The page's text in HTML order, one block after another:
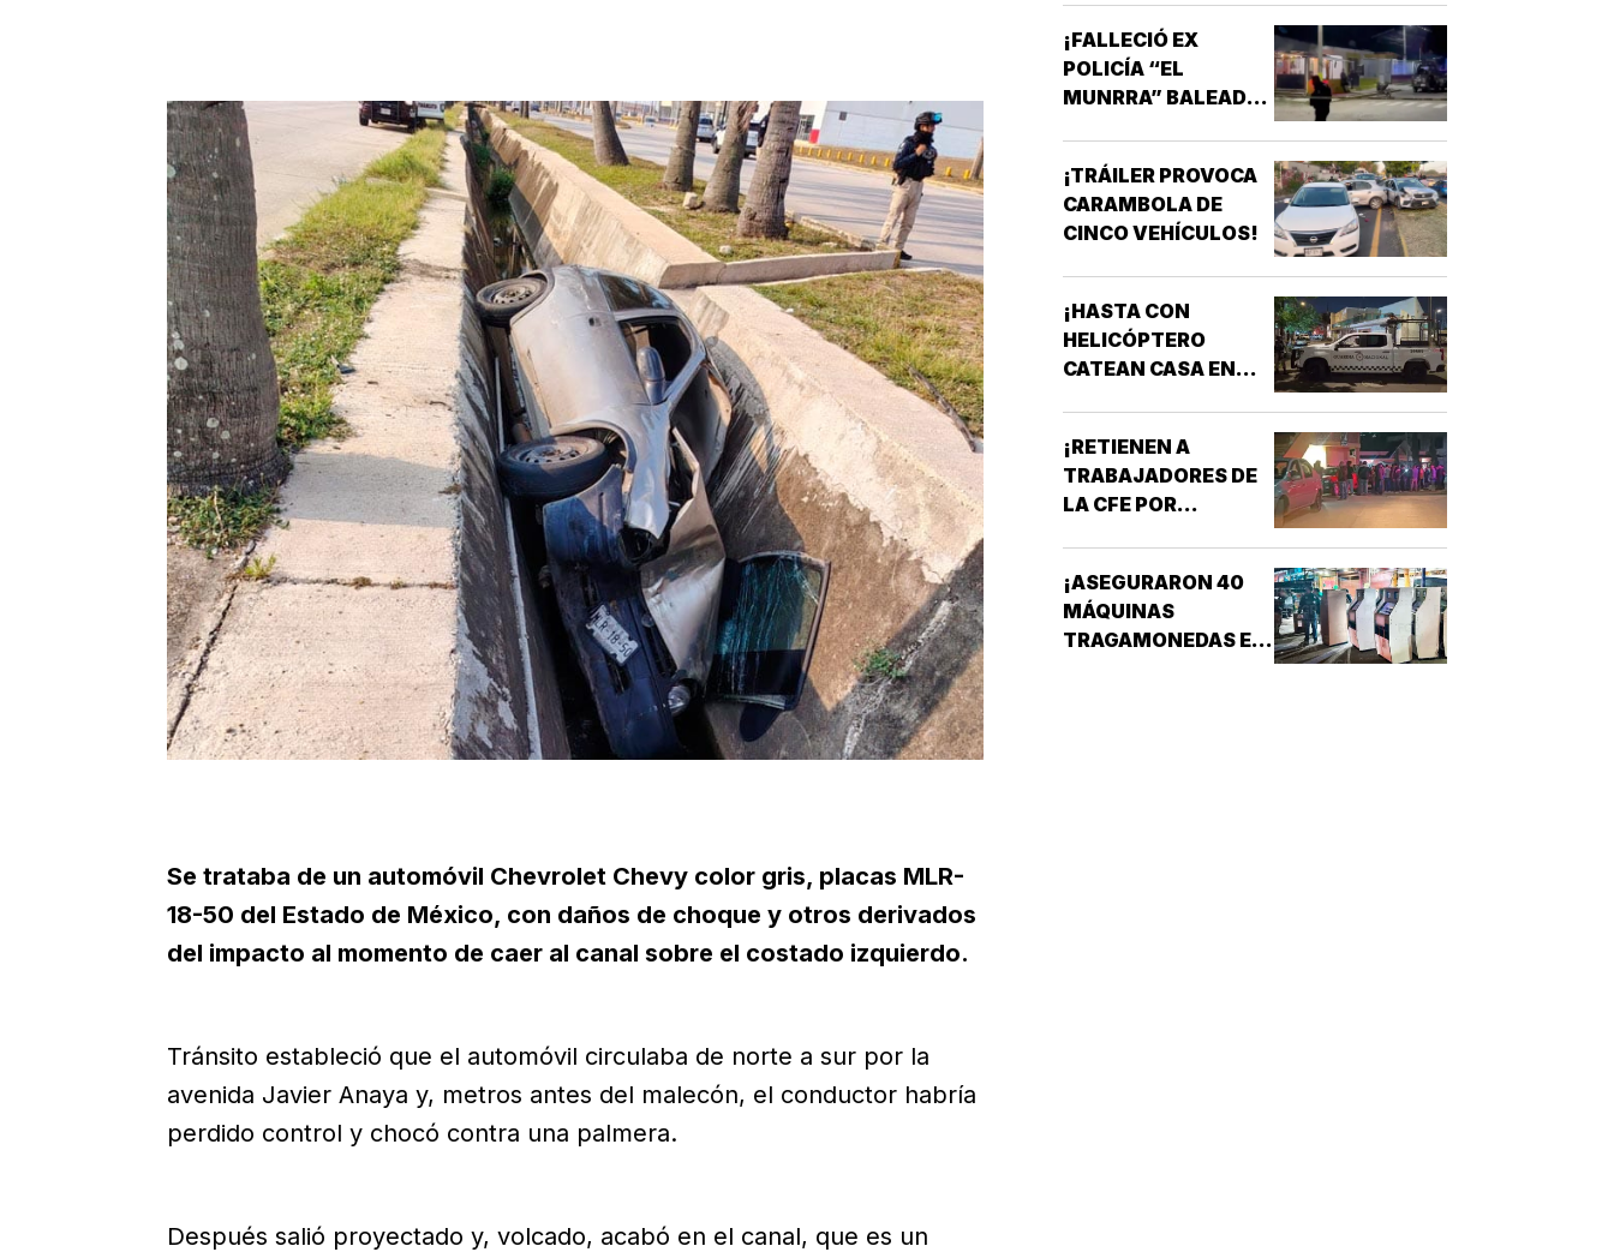
Se trataba de un automóvil Chevrolet Chevy color gris, placas MLR-
18-50 del Estado de México, con daños de choque y otros derivados
del impacto al momento de caer al canal sobre el costado izquierdo.
Tránsito estableció que el automóvil circulaba de norte a sur por la
avenida Javier Anaya y, metros antes del malecón, el conductor habría
perdido control y chocó contra una palmera.
Después salió proyectado y, volcado, acabó en el canal, que es un
¡FALLECIÓ EX
POLICÍA “EL
MUNRRA” BALEADO
¡TRÁILER PROVOCA
CARAMBOLA DE
CINCO VEHÍCULOS!
¡HASTA CON
HELICÓPTERO
CATEAN CASA EN
¡RETIENEN A
TRABAJADORES DE
LA CFE POR
CONFUNDIRLOS CON
¡ASEGURARON 40
MÁQUINAS
TRAGAMONEDAS EN